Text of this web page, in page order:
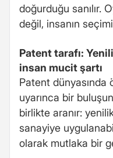
doğurduğu sanılır.
değil, insanın
Patent tarafı:
insan mucit şartı
Patent dünyasında
uyarınca bir
birlikte aranır:
sanayiye
olarak mutlaka bir